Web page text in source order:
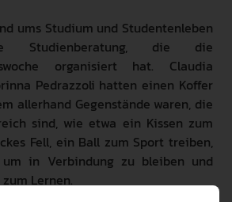
ums Studium und Studentenleben
Studienberatung, die die
organisiert hat. Claudia
Pedrazzoli hatten einen Koffer
allerhand Gegenstände waren, die
sind, wie etwa ein Kissen zum
Fell, ein Ball zum Sport treiben,
in Verbindung zu bleiben und
Lernen.